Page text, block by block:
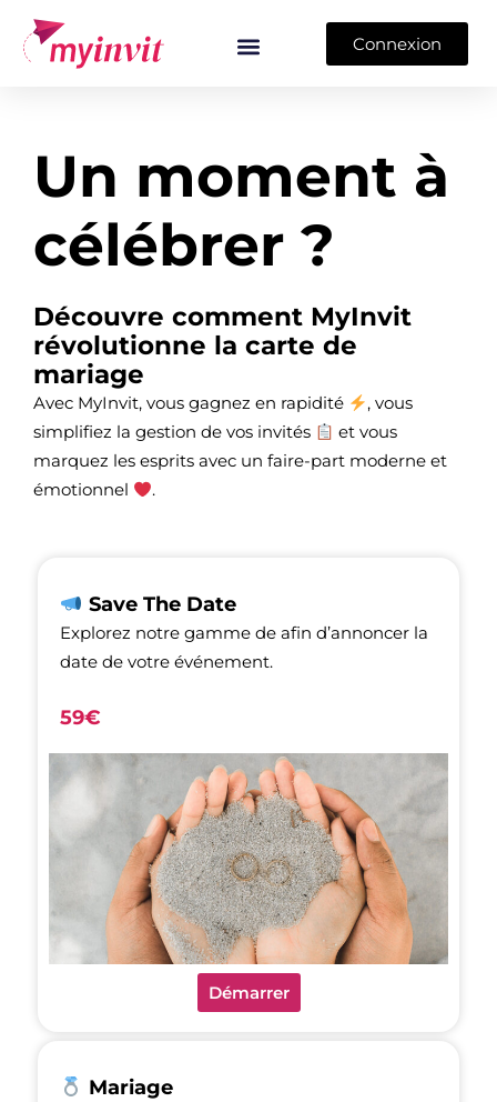
contenu
Connexion
Un moment à
célébrer ?
Découvre comment MyInvit
révolutionne la carte de
mariage
Avec MyInvit, vous gagnez en rapidité
, vous
simplifiez la gestion de vos invités
et vous
marquez les esprits avec un faire-part moderne et
émotionnel
.
Save The Date
Explorez notre gamme de afin d’annoncer la
date de votre événement.
59€
Démarrer
Mariage